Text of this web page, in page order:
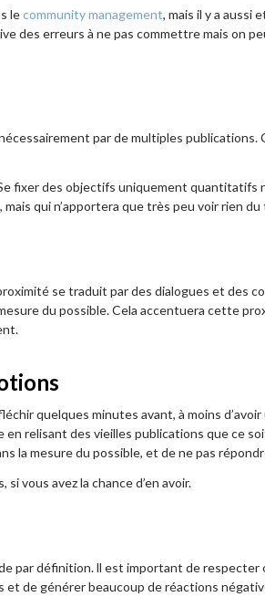
lecommunity management, mais il y a aussi
des erreurs à ne pas commettre mais on
par de multiples publications.
fixer des objectifs uniquement quantitatifs
qui n’apportera que très peu voir rien
se traduit par des dialogues et des
du possible. Cela accentuera cette
quelques minutes avant, à moins
relisant des vieilles publications que ce
la mesure du possible, et de ne pas
vous avez la chance d’en avoir.
par définition. ll est important de respecter
de générer beaucoup de réactions